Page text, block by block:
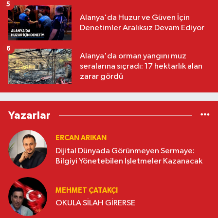
Alanya'da Huzur ve Güven İçin
Denetimler Aralıksız Devam Ediyor
5
Alanya'da orman yangını muz
seralarına sıçradı: 17 hektarlık alan
zarar gördü
6
Yazarlar
ERCAN ARIKAN
Dijital Dünyada Görünmeyen Sermaye:
Bilgiyi Yönetebilen İşletmeler Kazanacak
MEHMET ÇATAKÇI
OKULA SİLAH GİRERSE